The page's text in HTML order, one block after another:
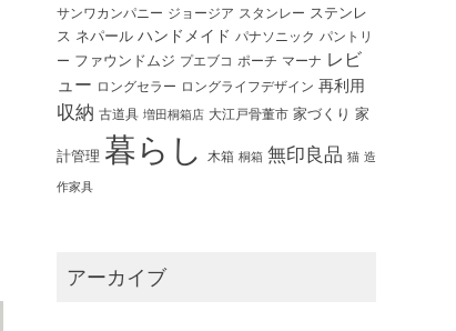
サンワカンパニー ジョージア スタンレー ステンレ
ス ネパール ハンドメイド パナソニック パントリ
ー ファウンドムジ プエブコ ポーチ マーナ レビ
ュー ロングセラー ロングライフデザイン 再利用
収納 古道具 増田桐箱店 大江戸骨董市 家づくり 家
計管理 暮らし 木箱 桐箱 無印良品 猫 造
作家具
アーカイブ